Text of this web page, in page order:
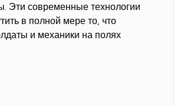
Эти современные технологии
в полной мере то, что
и механики на полях